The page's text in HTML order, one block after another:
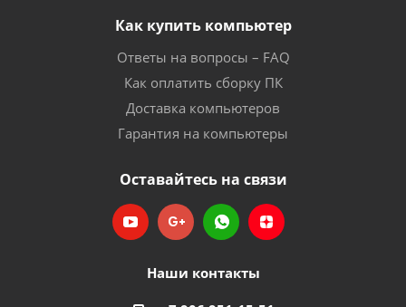
Как купить компьютер
Ответы на вопросы – FAQ
Как оплатить сборку ПК
Доставка компьютеров
Гарантия на компьютеры
Оставайтесь на связи
Наши контакты